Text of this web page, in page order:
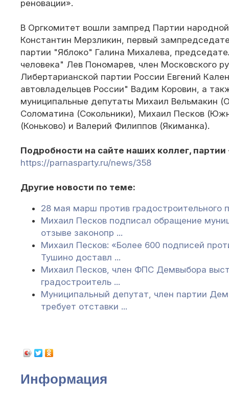
реновации».
В Оргкомитет вошли зампред Партии
Константин Мерзликин, первый
партии "Яблоко" Галина Михалева,
человека" Лев Пономарев, член Московского
Либертарианской партии России Евгений
автовладельцев России" Вадим Коровин, а
муниципальные депутаты Михаил Вельмакин
Соломатина (Сокольники), Михаил Песков
(Коньково) и Валерий Филиппов (Якиманка).
Подробности на сайте наших коллег,
https://parnasparty.ru/news/358
Другие новости по теме:
28 мая марш против градостроительного
Михаил Песков подписал обращение
отзыве законопр ...
Михаил Песков: «Более 600 подписей
Тушино доставл ...
Михаил Песков, член ФПС Демвыбора
градостроитель ...
Муниципальный депутат, член партии
требует отставки ...
Информация